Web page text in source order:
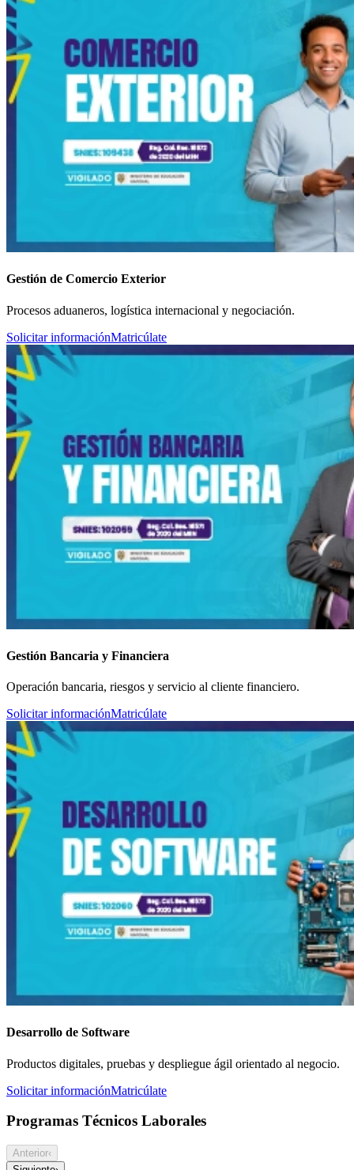
Gestión de Comercio Exterior
Procesos aduaneros, logística internacional y negociación.
Solicitar informaciónMatricúlate
Gestión Bancaria y Financiera
Operación bancaria, riesgos y servicio al cliente financiero.
Solicitar informaciónMatricúlate
Desarrollo de Software
Productos digitales, pruebas y despliegue ágil orientado al negocio.
Solicitar informaciónMatricúlate
Programas Técnicos Laborales
Anterior‹